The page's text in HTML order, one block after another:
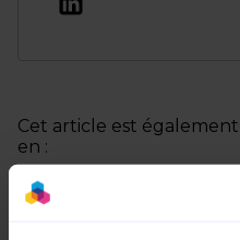
Cet article est
en :